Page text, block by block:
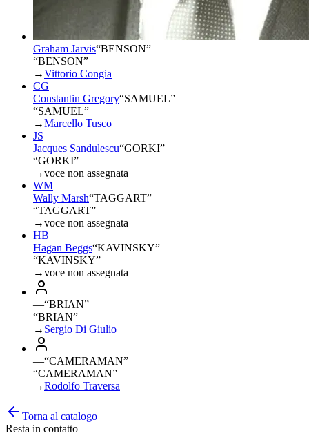
Graham Jarvis“BENSON”
“BENSON”
→Vittorio Congia
CG
Constantin Gregory“SAMUEL”
“SAMUEL”
→Marcello Tusco
JS
Jacques Sandulescu“GORKI”
“GORKI”
→voce non assegnata
WM
Wally Marsh“TAGGART”
“TAGGART”
→voce non assegnata
HB
Hagan Beggs“KAVINSKY”
“KAVINSKY”
→voce non assegnata
—“BRIAN”
“BRIAN”
→ Sergio Di Giulio
—“CAMERAMAN”
“CAMERAMAN”
→Rodolfo Traversa
Torna al catalogo
Resta in contatto